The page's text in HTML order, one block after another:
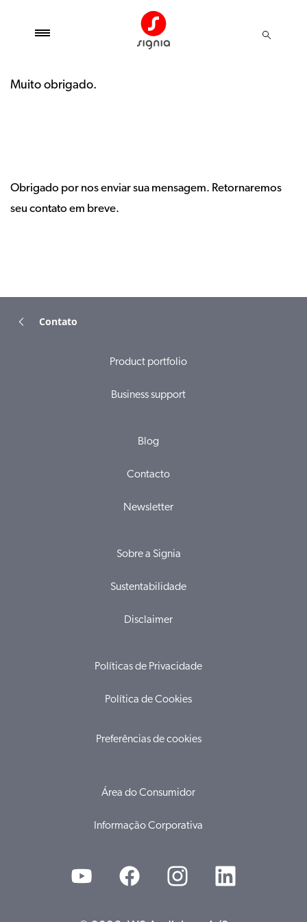
Muito obrigado.
Obrigado por nos enviar sua mensagem. Retornaremos
seu contato em breve.
Contato
Product portfolio
Business support
Blog
Contacto
Newsletter
Sobre a Signia
Sustentabilidade
Disclaimer
Políticas de Privacidade
Política de Cookies
Preferências de cookies
Área do Consumidor
Informação Corporativa